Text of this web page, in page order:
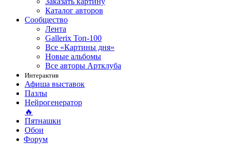
Каталог авторов
Сообщество
Лента
Gallerix Топ-100
Все «Картины дня»
Новые альбомы
Все авторы Артклуба
Интерактив
Афиша выставок
Пазлы
Нейрогенератор
🔥
Пятнашки
Обои
Форум